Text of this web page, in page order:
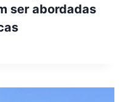
ser abordadas